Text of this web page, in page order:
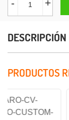
- +
DESCRIPCIÓN
PRODUCTOS